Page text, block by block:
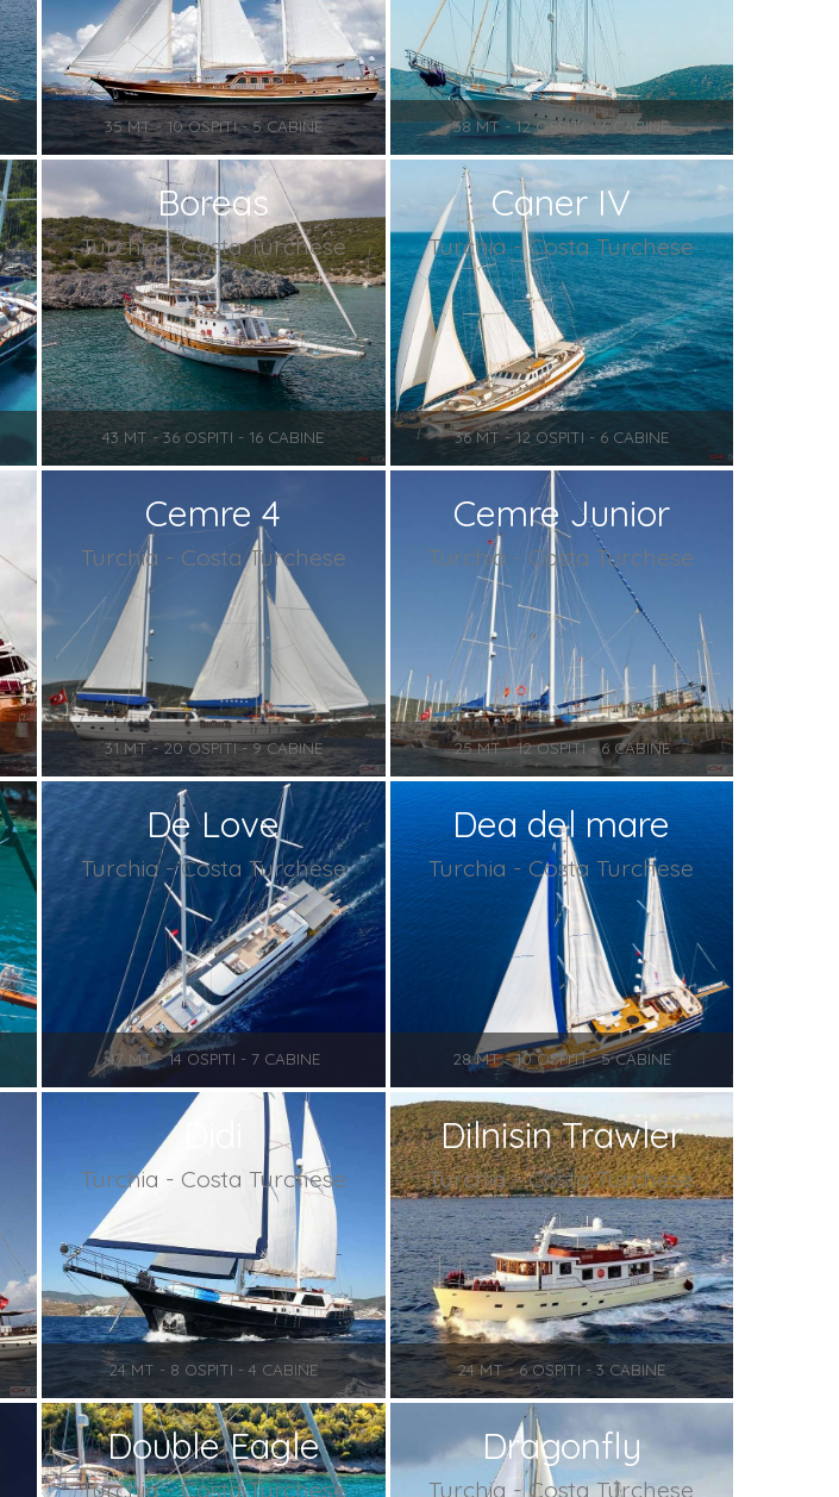
35 MT - 10 OSPITI - 5 CABINE 38 MT - 12 OSPITI - 6 CABINE
Boreas
Turchia - Costa Turchese
43 MT - 36 OSPITI - 16 CABINE
Caner IV
Turchia - Costa Turchese
36 MT - 12 OSPITI - 6 CABINE
Cemre 4
Turchia - Costa Turchese
31 MT - 20 OSPITI - 9 CABINE
Cemre Junior
Turchia - Costa Turchese
25 MT - 12 OSPITI - 6 CABINE
De Love
Turchia - Costa Turchese
47 MT - 14 OSPITI - 7 CABINE
Dea del mare
Turchia - Costa Turchese
28 MT - 10 OSPITI - 5 CABINE
Turchia - Costa Turchese
24 MT - 8 OSPITI - 4 CABINE
Dilnisin Trawler
Turchia - Costa Turchese
24 MT - 6 OSPITI - 3 CABINE
Double Eagle
Turchia - Costa Turchese
Dragonfly
Turchia - Costa Turchese